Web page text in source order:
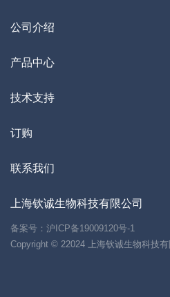
公司介绍
产品中心
技术支持
订购
联系我们
上海钦诚生物科技有限公司
备案号： 沪ICP备19009120号-1
Copyright © 22024 上海钦诚生物科技